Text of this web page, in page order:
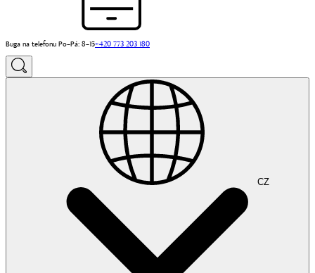
Buga na telefonu Po–Pá: 8–15+420 773 203 180
CZ